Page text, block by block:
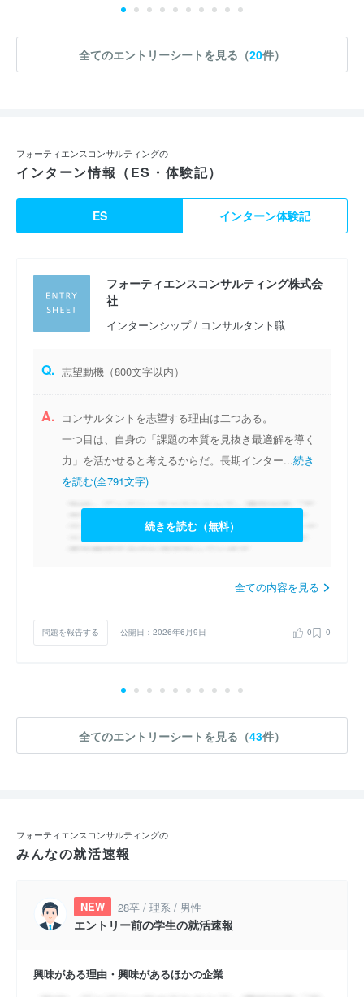
全てのエントリーシートを見る（20件）
フォーティエンスコンサルティングの
インターン情報（ES・体験記）
ES インターン体験記
フォーティエンスコンサルティング株式会
社
インターンシップ / コンサルタント職
Q. 志望動機（800文字以内）
A. コンサルタントを志望する理由は二つある。
一つ目は、自身の「課題の本質を見抜き最適解を導く
力」を活かせると考えるからだ。長期インター...続き
を読む(全791文字)
続きを読む（無料）
全ての内容を見る
問題を報告する 公開日：2026年6月9日 0 0
全てのエントリーシートを見る（43件）
フォーティエンスコンサルティングの
みんなの就活速報
NEW 28卒 / 理系 / 男性
エントリー前の学生の就活速報
興味がある理由・興味があるほかの企業